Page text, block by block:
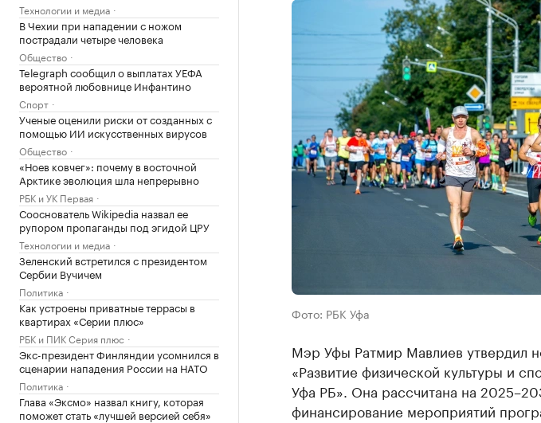
Технологии и медиа
В Чехии при нападении с ножом
пострадали четыре человека
Общество
Telegraph сообщил о выплатах УЕФА
вероятной любовнице Инфантино
Спорт
Ученые оценили риски от созданных с
помощью ИИ искусственных вирусов
Общество
«Ноев ковчег»: почему в восточной
Арктике эволюция шла непрерывно
РБК и УК Первая
Сооснователь Wikipedia назвал ее
рупором пропаганды под эгидой ЦРУ
Технологии и медиа
Зеленский встретился с президентом
Сербии Вучичем
Политика
Как устроены приватные террасы в
квартирах «Серии плюс»
РБК и ПИК Серия плюс
Экс-президент Финляндии усомнился в
сценарии нападения России на НАТО
Политика
Глава «Эксмо» назвал книгу, которая
поможет стать «лучшей версией себя»
Фото: РБК Уфа
Мэр Уфы Ратмир Мавлиев утвердил
«Развитие физической культуры и
Уфа РБ». Она рассчитана на
финансирование мероприятий